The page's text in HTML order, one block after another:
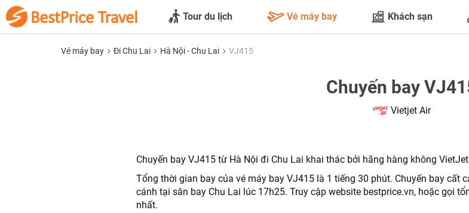
Tour du lịch Vé máy bay Khách sạn
Vé máy bay Đi Chu Lai Hà Nội - Chu Lai VJ415
Chuyến bay
Vietjet Air
Chuyến bay VJ415 từ Hà Nội đi Chu Lai khai thác bởi hãng hàng không VietJet
Tổng thời gian bay của vé máy bay VJ415 là 1 tiếng 30 phút. Chuyến bay cất
cánh tại sân bay Chu Lai lúc 17h25. Truy cập website bestprice.vn, hoặc gọi
nhất.